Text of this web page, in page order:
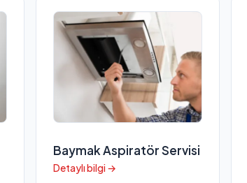
Baymak Aspiratör Servisi
Detaylı bilgi →